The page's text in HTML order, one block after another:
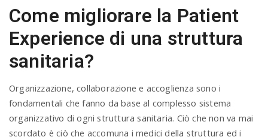
Come migliorare la Patient
Experience di una struttura
sanitaria?
Organizzazione, collaborazione e accoglienza sono i
fondamentali che fanno da base al complesso sistema
organizzativo di ogni struttura sanitaria. Ciò che non va mai
scordato è ciò che accomuna i medici della struttura ed i